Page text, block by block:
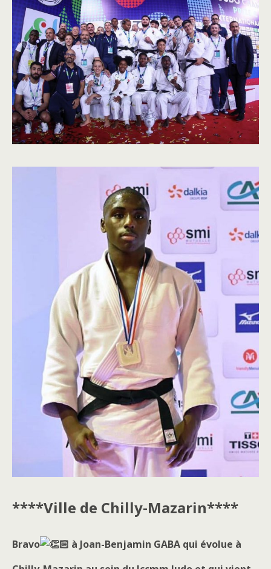
****Ville de Chilly-Mazarin****
Bravo
à Joan-Benjamin GABA qui évolue à